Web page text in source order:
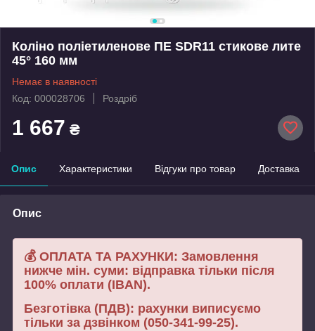
Коліно поліетиленове ПЕ SDR11 стикове лите
45° 160 мм
Немає в наявності
Код: 000028706
Роздріб
1 667 ₴
Опис Характеристики Відгуки про товар Доставка
Опис
💰 ОПЛАТА ТА РАХУНКИ: Замовлення
нижче мін. суми: відправка тільки після
100% оплати (IBAN).
Безготівка (ПДВ): рахунки виписуємо
тільки за дзвінком (050-341-99-25).